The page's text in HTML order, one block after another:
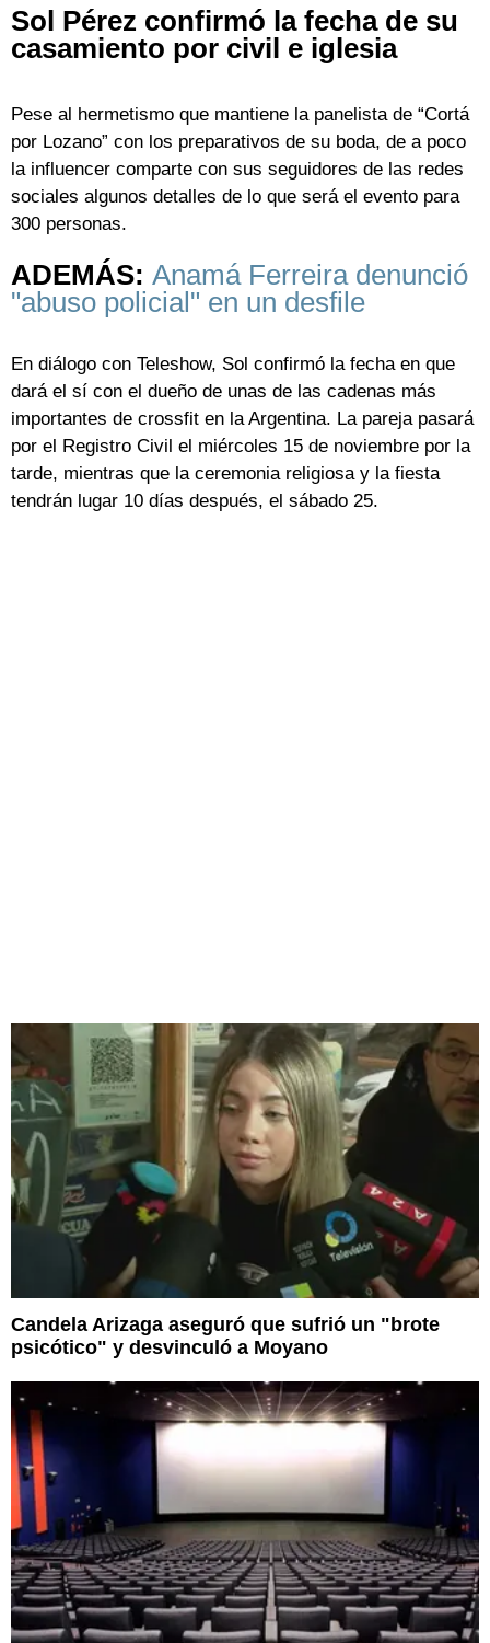
Sol Pérez confirmó la fecha de su
casamiento por civil e iglesia
Pese al hermetismo que mantiene la panelista de “Cortá
por Lozano” con los preparativos de su boda, de a poco
la influencer comparte con sus seguidores de las redes
sociales algunos detalles de lo que será el evento para
300 personas.
ADEMÁS: Anamá Ferreira denunció
"abuso policial" en un desfile
En diálogo con Teleshow, Sol confirmó la fecha en que
dará el sí con el dueño de unas de las cadenas más
importantes de crossfit en la Argentina. La pareja pasará
por el Registro Civil el miércoles 15 de noviembre por la
tarde, mientras que la ceremonia religiosa y la fiesta
tendrán lugar 10 días después, el sábado 25.
Candela Arizaga aseguró que sufrió un "brote
psicótico" y desvinculó a Moyano